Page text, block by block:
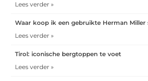
Lees verder »
Waar koop ik een gebruikte Herman Miller
Lees verder »
Tirol: iconische bergtoppen te voet
Lees verder »